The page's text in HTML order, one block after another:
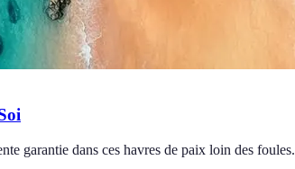
garantie dans ces havres de paix loin des foules.